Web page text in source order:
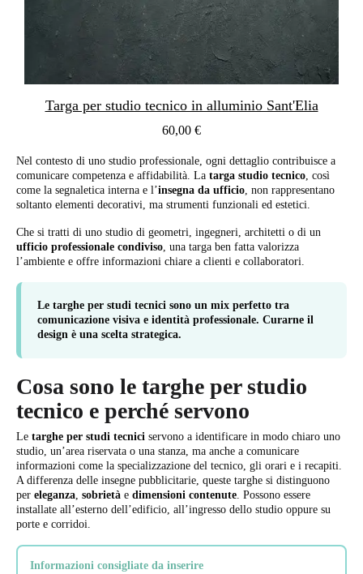
Targa per studio tecnico in alluminio Sant'Elia
60,00 €
Nel contesto di uno studio professionale, ogni dettaglio contribuisce a
comunicare competenza e affidabilità. La targa studio tecnico, così
come la segnaletica interna e l’insegna da ufficio, non rappresentano
soltanto elementi decorativi, ma strumenti funzionali ed estetici.
Che si tratti di uno studio di geometri, ingegneri, architetti o di un
ufficio professionale condiviso, una targa ben fatta valorizza
l’ambiente e offre informazioni chiare a clienti e collaboratori.
Le targhe per studi tecnici sono un mix perfetto tra
comunicazione visiva e identità professionale. Curarne il
design è una scelta strategica.
Cosa sono le targhe per studio
tecnico e perché servono
Le targhe per studi tecnici servono a identificare in modo chiaro uno
studio, un’area riservata o una stanza, ma anche a comunicare
informazioni come la specializzazione del tecnico, gli orari e i recapiti.
A differenza delle insegne pubblicitarie, queste targhe si distinguono
per eleganza, sobrietà e dimensioni contenute. Possono essere
installate all’esterno dell’edificio, all’ingresso dello studio oppure su
porte e corridoi.
Informazioni consigliate da inserire